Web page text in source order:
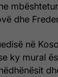
dhe
në
ky mural